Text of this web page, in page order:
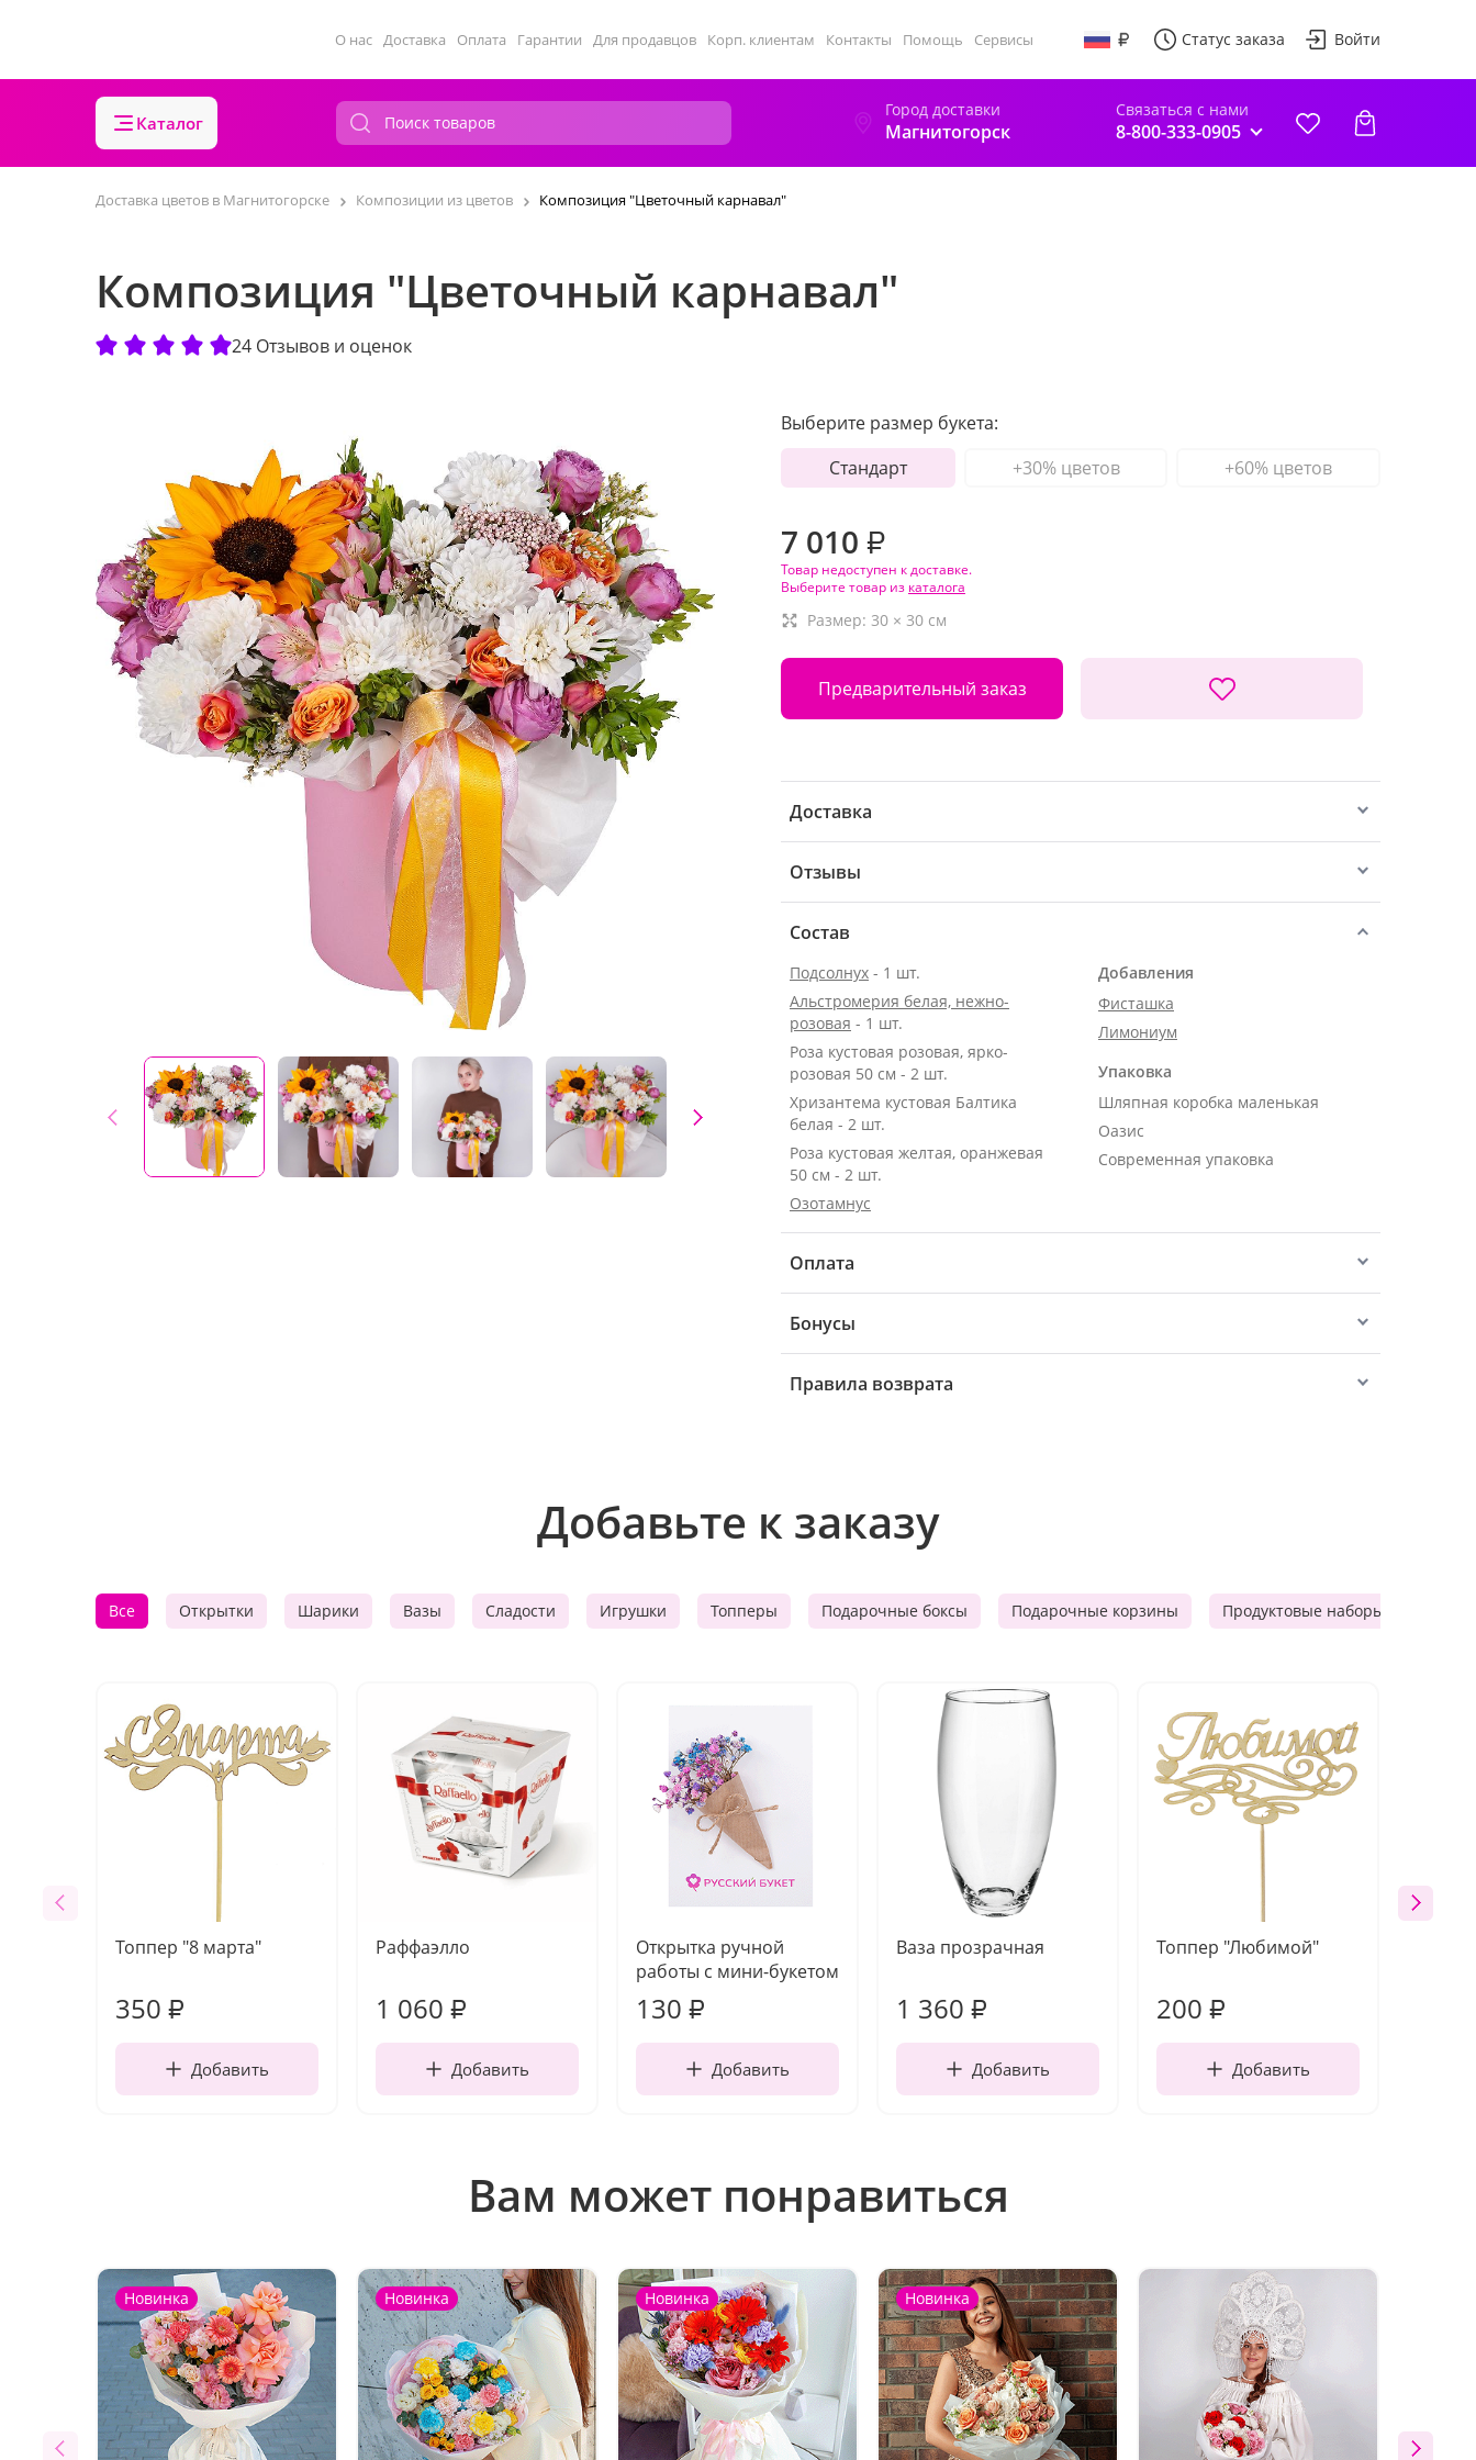
О нас Доставка Оплата Гарантии Для продавцов Корп. клиентам Контакты Помощь Сервисы Статус заказа Войти
Каталог
Город доставки
Магнитогорск
Связаться с нами
8-800-333-0905
Доставка цветов в Магнитогорске Композиции из цветов Композиция "Цветочный карнавал"
Композиция "Цветочный карнавал"
24 Отзывов и оценок
Выберите размер букета:
Стандарт
+30% цветов +60% цветов
7 010 ₽
Товар недоступен к доставке.
Выберите товар из каталога
Размер: 30 × 30 см
Предварительный заказ
Доставка
Отзывы
Состав
Подсолнух - 1 шт.
Альстромерия белая, нежно-
розовая - 1 шт.
Роза кустовая розовая, ярко-
розовая 50 см - 2 шт.
Хризантема кустовая Балтика
белая - 2 шт.
Роза кустовая желтая, оранжевая
50 см - 2 шт.
Озотамнус
Добавления
Фисташка
Лимониум
Упаковка
Шляпная коробка маленькая
Оазис
Современная упаковка
Оплата
Бонусы
Правила возврата
Добавьте к заказу
Все Открытки Шарики Вазы Сладости Игрушки Топперы Подарочные боксы Подарочные корзины Продуктовые наборы
Топпер "8 марта"
350 ₽
Добавить
Раффаэлло
1 060 ₽
Добавить
Открытка ручной
работы с мини-букетом
130 ₽
Добавить
Ваза прозрачная
1 360 ₽
Добавить
Топпер "Любимой"
200 ₽
Добавить
Вам может понравиться
Новинка Новинка Новинка Новинка